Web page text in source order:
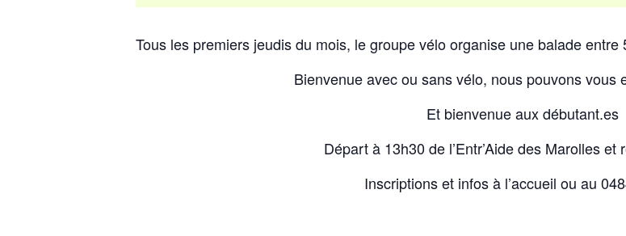
Tous les premiers jeudis du mois, le groupe vélo organise une balade entre
Bienvenue avec ou sans vélo, nous pouvons vous
Et bienvenue aux débutant.es
Départ à 13h30 de l’Entr’Aide des Marolles et
Inscriptions et infos à l’accueil ou au